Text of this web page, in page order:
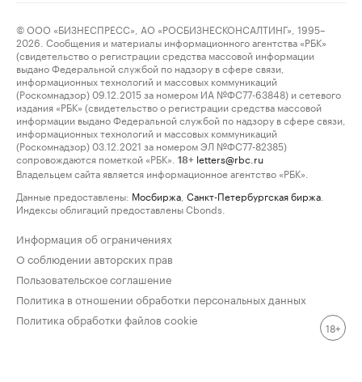
© ООО «БИЗНЕСПРЕСС», АО «РОСБИЗНЕСКОНСАЛТИНГ», 1995–
2026. Сообщения и материалы информационного агентства «РБК»
(свидетельство о регистрации средства массовой информации
выдано Федеральной службой по надзору в сфере связи,
информационных технологий и массовых коммуникаций
(Роскомнадзор) 09.12.2015 за номером ИА №ФС77-63848) и сетевого
издания «РБК» (свидетельство о регистрации средства массовой
информации выдано Федеральной службой по надзору в сфере связи,
информационных технологий и массовых коммуникаций
(Роскомнадзор) 03.12.2021 за номером ЭЛ №ФС77-82385)
сопровождаются пометкой «РБК».
18+ letters@rbc.ru
Владельцем сайта является информационное агентство «РБК».
Данные предоставлены: Мосбиржа Санкт-Петербургская биржа
Индексы облигаций предоставлены Cbonds.
Информация об ограничениях
О соблюдении авторских прав
Пользовательское соглашение
Политика в отношении обработки персональных данных
Политика обработки файлов cookie
18+